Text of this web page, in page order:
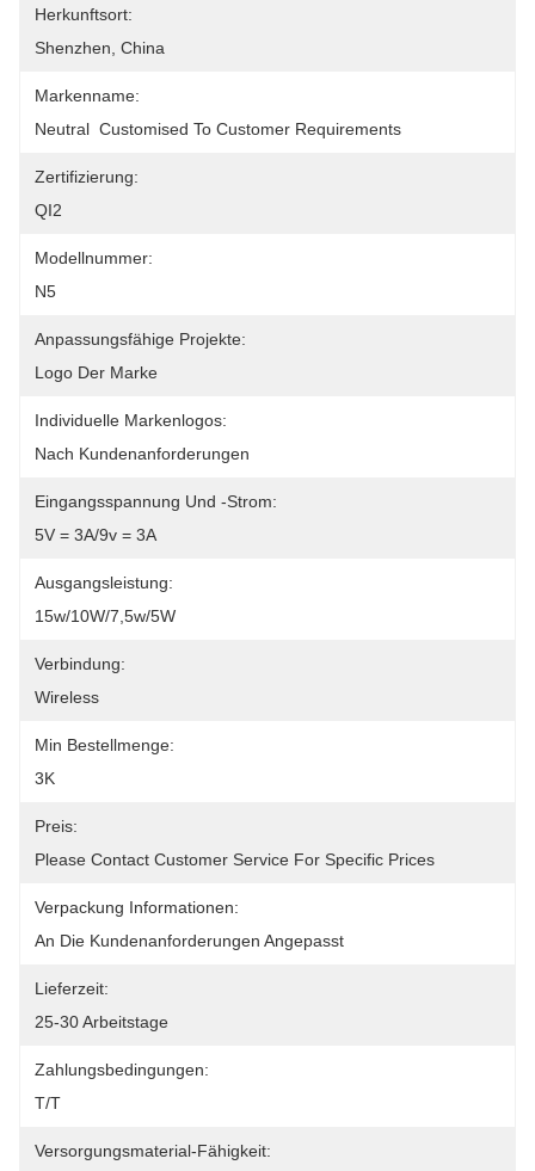
Herkunftsort:
Shenzhen, China
Markenname:
Neutral  Customised To Customer Requirements
Zertifizierung:
QI2
Modellnummer:
N5
Anpassungsfähige Projekte:
Logo Der Marke
Individuelle Markenlogos:
Nach Kundenanforderungen
Eingangsspannung Und -strom:
5V = 3A/9v = 3A
Ausgangsleistung:
15w/10W/7,5w/5W
Verbindung:
Wireless
Min Bestellmenge:
3K
Preis:
Please Contact Customer Service For Specific Prices
Verpackung Informationen:
An Die Kundenanforderungen Angepasst
Lieferzeit:
25-30 Arbeitstage
Zahlungsbedingungen:
T/T
Versorgungsmaterial-Fähigkeit: